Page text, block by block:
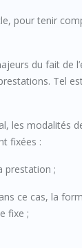
pour tenir
du fait de
Tel
les modalités
fixées :
prestation ;
ce cas, la
fixe ;